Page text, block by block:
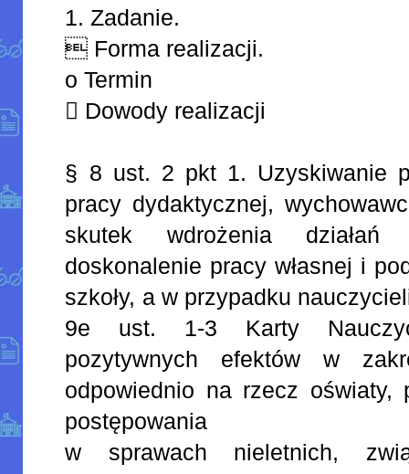
1. Zadanie.
 Forma realizacji.
o Termin
 Dowody realizacji
§ 8 ust. 2 pkt 1. Uzyskiwanie
pracy dydaktycznej,
skutek wdrożenia
doskonalenie pracy własnej i
szkoły, a w przypadku
9e ust. 1-3 Karty
pozytywnych efektów w
odpowiednio na rzecz oświaty,
postępowania
w sprawach nieletnich,